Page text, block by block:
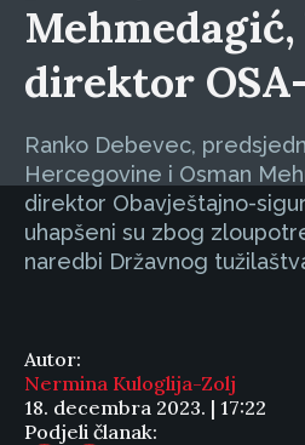
direktor
Ranko Debevec,
Hercegovine i Osman
direktor Obavještajno-
uhapšeni su zbog
naredbi Državnog
Autor:
Nermina Kuloglija-Zolj
18. decembra 2023. | 17:22
Podjeli članak: